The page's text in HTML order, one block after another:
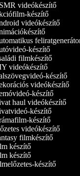
videókészítő
készítő
videókészítő
feliratgenerátor
készítő
filmkészítő
videókészítő
készítő
videókészítő
haul videókészítő
készítő
készítő
videókészítő
filmkészítő
készítő
készítő
készítő